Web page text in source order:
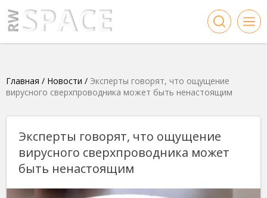
Главная / Новости / Эксперты говорят, что ощущение
вирусного сверхпроводника может быть ненастоящим
Эксперты говорят, что ощущение
вирусного сверхпроводника может
быть ненастоящим